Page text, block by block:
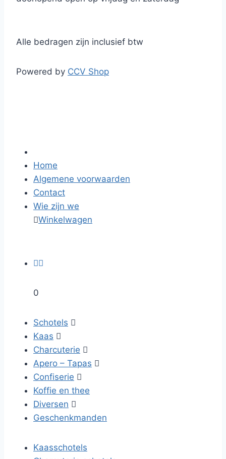
Alle bedragen zijn inclusief btw
Powered by CCV Shop
Home
Algemene voorwaarden
Contact
Wie zijn we
Winkelwagen

0
Schotels 
Kaas 
Charcuterie 
Apero – Tapas 
Confiserie 
Koffie en thee
Diversen 
Geschenkmanden
Kaasschotels